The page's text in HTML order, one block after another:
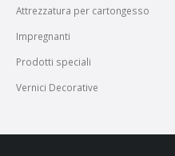
Antiparassitari
Attrezzatura per cartongesso
Impregnanti
Prodotti speciali